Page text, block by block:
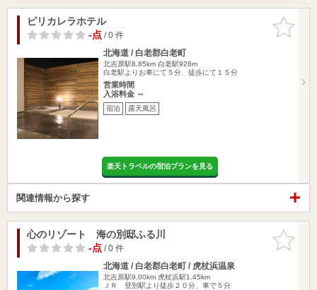
お気に入
りに追加
ピリカレラホテル
-点/ 0 件
北海道 / 白老郡白老町
北吉原駅8.85km 白老駅928m
白老駅よりお車にて５分、徒歩にて１５分
営業時間
入浴料金 ～
宿泊 露天風呂
楽天トラベルの宿泊プランを見る
関連情報から探す
お気に入
りに追加
心のリゾート 海の別邸ふる川
-点/ 0 件
北海道 / 白老郡白老町 / 虎杖浜温泉
北吉原駅9.00km 虎杖浜駅1.45km
ＪＲ 登別駅より徒歩２０分、車で５分